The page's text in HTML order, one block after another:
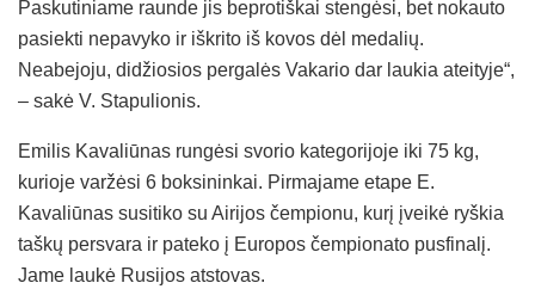
Paskutiniame raunde jis beprotiškai stengėsi, bet nokauto
pasiekti nepavyko ir iškrito iš kovos dėl medalių.
Neabejoju, didžiosios pergalės Vakario dar laukia ateityje“,
– sakė V. Stapulionis.
Emilis Kavaliūnas rungėsi svorio kategorijoje iki 75 kg,
kurioje varžėsi 6 boksininkai. Pirmajame etape E.
Kavaliūnas susitiko su Airijos čempionu, kurį įveikė ryškia
taškų persvara ir pateko į Europos čempionato pusfinalį.
Jame laukė Rusijos atstovas.